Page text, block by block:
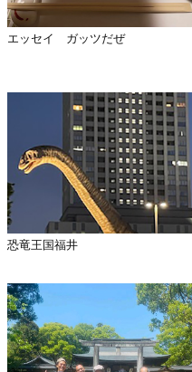
エッセイ ガッツだぜ
恐竜王国福井